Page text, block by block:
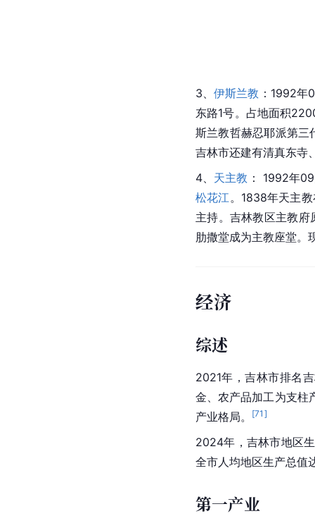
3、伊斯兰教 ：1992年
东路1号。占地面积
斯兰教哲赫忍耶派第三
吉林市还建有清真东寺
4、 天主教 ： 1992年
松花江。1838年天主
主持。吉林教区主教
肋撒堂成为主教座堂。
经济
综述
2021年，吉林市排名
金、农产品加工为支柱
产业格局。
[71 ]
2024年，吉林市地区
全市人均地区生产总值
第一产业